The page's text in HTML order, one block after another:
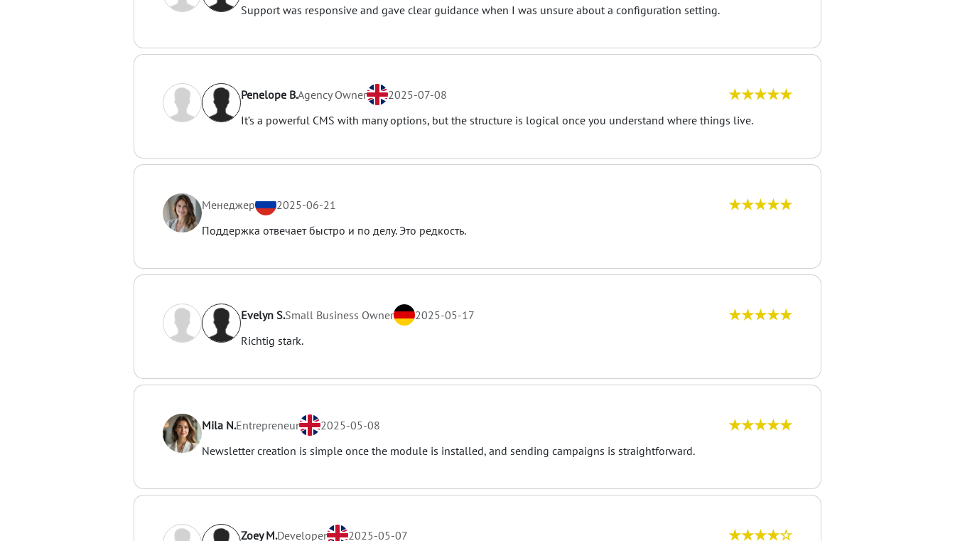
Support was responsive and gave clear guidance when I was unsure about a configuration setting.
Penelope B.Agency Owner 2025-07-08 ★★★★★
It’s a powerful CMS with many options, but the structure is logical once you understand where things live.
Менеджер 2025-06-21 ★★★★★
Поддержка отвечает быстро и по делу. Это редкость.
Evelyn S.Small Business Owner 2025-05-17 ★★★★★
Richtig stark.
Mila N.Entrepreneur 2025-05-08 ★★★★★
Newsletter creation is simple once the module is installed, and sending campaigns is straightforward.
Zoey M.Developer 2025-05-07 ★★★★☆